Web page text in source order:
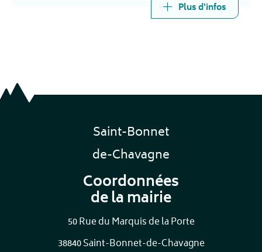
Plus d'infos
Saint-Bonnet
de-Chavagne
Coordonnées
de la mairie
50 Rue du Marquis de la Porte
38840 Saint-Bonnet-de-Chavagne